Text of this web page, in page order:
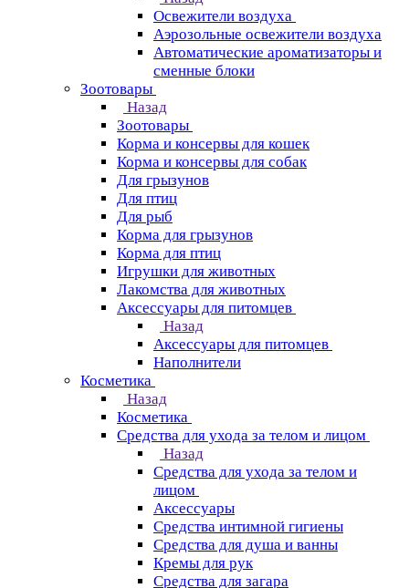
Освежители воздуха
Аэрозольные освежители воздуха
Автоматические ароматизаторы и
сменные блоки
Зоотовары
Назад
Зоотовары
Корма и консервы для кошек
Корма и консервы для собак
Для грызунов
Для птиц
Для рыб
Корма для грызунов
Корма для птиц
Игрушки для животных
Лакомства для животных
Аксессуары для питомцев
Назад
Аксессуары для питомцев
Наполнители
Косметика
Назад
Косметика
Средства для ухода за телом и лицом
Назад
Средства для ухода за телом и
лицом
Аксессуары
Средства интимной гигиены
Средства для душа и ванны
Кремы для рук
Средства для загара